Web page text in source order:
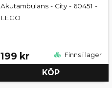
Akutambulans - City - 60451 -
LEGO
199 kr Finns i lager
KÖP